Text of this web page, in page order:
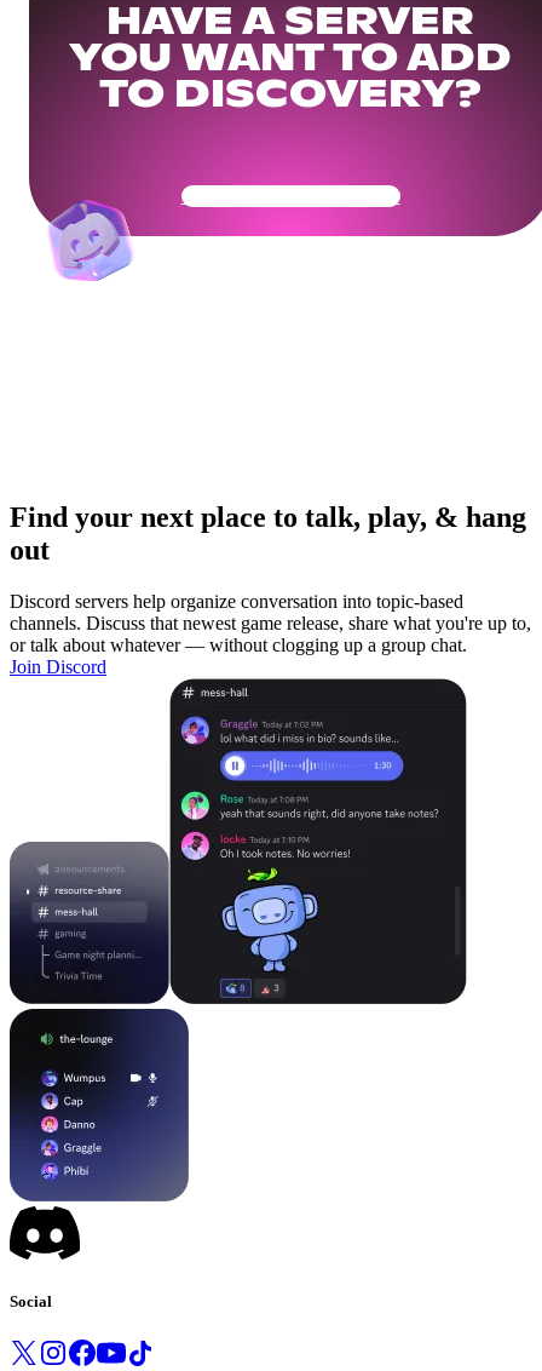
HAVE A SERVER
YOU WANT TO ADD
TO DISCOVERY?
Get Your Community Ready
Find your next place to talk, play, & hang
out
Discord servers help organize conversation into topic-based
channels. Discuss that newest game release, share what you're up to,
or talk about whatever — without clogging up a group chat.
Join Discord
Social